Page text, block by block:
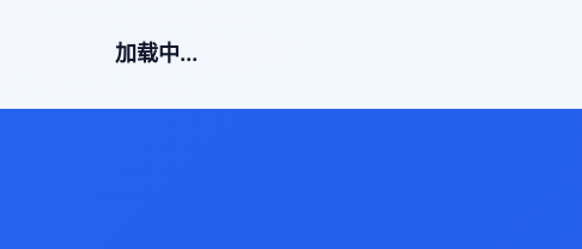
加载中...